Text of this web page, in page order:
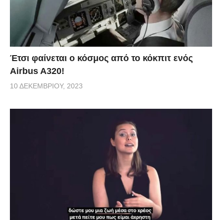
Έτσι φαίνεται ο κόσμος από το κόκπιτ ενός
Airbus A320!
10 ΔΕΚΕΜΒΡΊΟΥ, 2023